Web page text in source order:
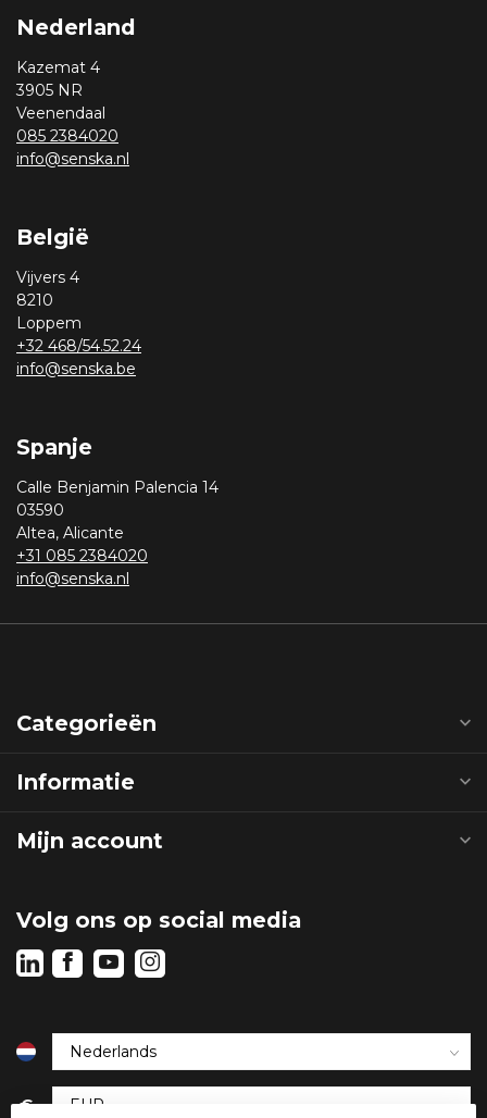
Nederland
Kazemat 4
3905 NR
Veenendaal
085 2384020
info@senska.nl
België
Vijvers 4
8210
Loppem
+32 468/54.52.24
info@senska.be
Spanje
Calle Benjamin Palencia 14
03590
Altea, Alicante
+31 085 2384020
info@senska.nl
Categorieën
Informatie
Mijn account
Volg ons op social media
€